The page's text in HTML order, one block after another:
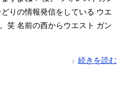
りの情報発信をしている ウエ
笑 名前の西からウエスト ガン
続きを読む